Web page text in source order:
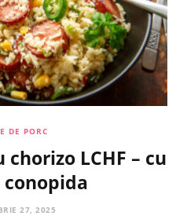
DE PORC
LCHF – cu
conopida
27, 2025